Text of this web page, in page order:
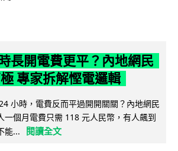
長開電費更平？內地網民
專家拆解慳電邏輯
小時，電費反而平過開開關關？內地網民
一個月電費只需 118 元人民幣，有人飆到
能...
閱讀全文